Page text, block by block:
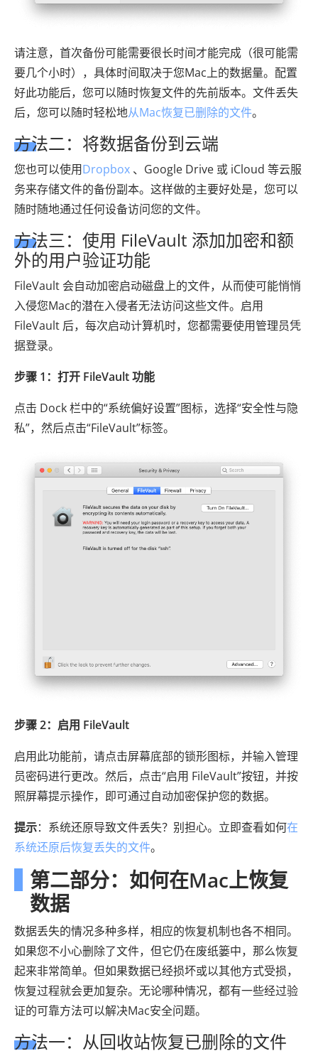
请注意，首次备份可能需要很长时间才能完成（很可能需
要几个小时），具体时间取决于您Mac上的数据量。配置
好此功能后，您可以随时恢复文件的先前版本。文件丢失
后，您可以随时轻松地从Mac恢复已删除的文件。
方法二：将数据备份到云端
您也可以使用Dropbox 、Google Drive 或 iCloud 等云服
务来存储文件的备份副本。这样做的主要好处是，您可以
随时随地通过任何设备访问您的文件。
方法三：使用 FileVault 添加加密和额
外的用户验证功能
FileVault 会自动加密启动磁盘上的文件，从而使可能悄悄
入侵您Mac的潜在入侵者无法访问这些文件。启用
FileVault 后，每次启动计算机时，您都需要使用管理员凭
据登录。
步骤 1：打开 FileVault 功能
点击 Dock 栏中的“系统偏好设置”图标，选择“安全性与隐
私”，然后点击“FileVault”标签。
步骤 2：启用 FileVault
启用此功能前，请点击屏幕底部的锁形图标，并输入管理
员密码进行更改。然后，点击“启用 FileVault”按钮，并按
照屏幕提示操作，即可通过自动加密保护您的数据。
提示：系统还原导致文件丢失？别担心。立即查看如何在
系统还原后恢复丢失的文件。
第二部分：如何在Mac上恢复
数据
数据丢失的情况多种多样，相应的恢复机制也各不相同。
如果您不小心删除了文件，但它仍在废纸篓中，那么恢复
起来非常简单。但如果数据已经损坏或以其他方式受损，
恢复过程就会更加复杂。无论哪种情况，都有一些经过验
证的可靠方法可以解决Mac安全问题。
方法一：从回收站恢复已删除的文件